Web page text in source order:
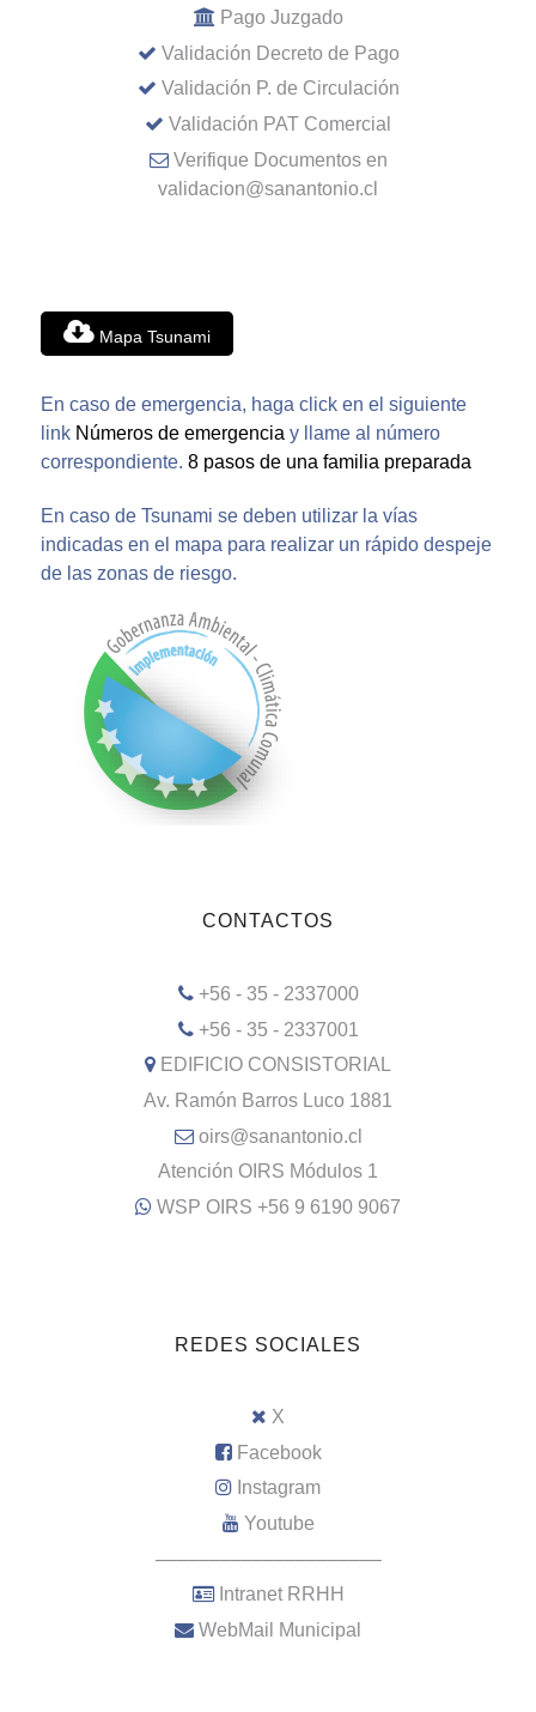
Pago Juzgado
Validación Decreto de Pago
Validación P. de Circulación
Validación PAT Comercial
Verifique Documentos en
validacion@sanantonio.cl
Mapa Tsunami
En caso de emergencia, haga click en el siguiente
link Números de emergencia y llame al número
correspondiente. 8 pasos de una familia preparada
En caso de Tsunami se deben utilizar la vías
indicadas en el mapa para realizar un rápido despeje
de las zonas de riesgo.
CONTACTOS
+56 - 35 - 2337000
+56 - 35 - 2337001
EDIFICIO CONSISTORIAL
Av. Ramón Barros Luco 1881
oirs@sanantonio.cl
Atención OIRS Módulos 1
WSP OIRS +56 9 6190 9067
REDES SOCIALES
X
Facebook
Instagram
Youtube
–––––––––––––––––––––
Intranet RRHH
WebMail Municipal